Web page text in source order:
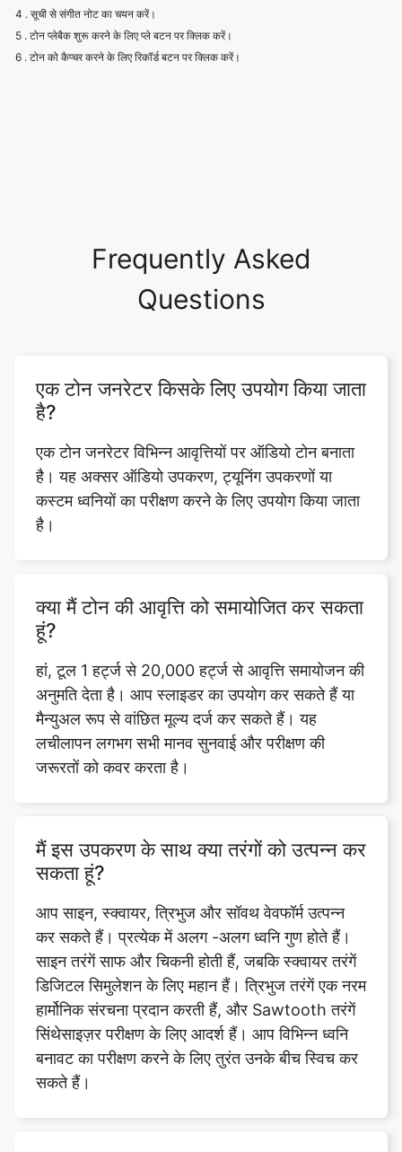
4 . सूची से संगीत नोट का चयन करें।
5 . टोन प्लेबैक शुरू करने के लिए प्ले बटन पर क्लिक करें।
6 . टोन को कैप्चर करने के लिए रिकॉर्ड बटन पर क्लिक करें।
Frequently Asked
Questions
एक टोन जनरेटर किसके लिए उपयोग किया जाता
है?
एक टोन जनरेटर विभिन्न आवृत्तियों पर ऑडियो टोन बनाता
है। यह अक्सर ऑडियो उपकरण, ट्यूनिंग उपकरणों या
कस्टम ध्वनियों का परीक्षण करने के लिए उपयोग किया जाता
है।
क्या मैं टोन की आवृत्ति को समायोजित कर सकता
हूं?
हां, टूल 1 हर्ट्ज से 20,000 हर्ट्ज से आवृत्ति समायोजन की
अनुमति देता है। आप स्लाइडर का उपयोग कर सकते हैं या
मैन्युअल रूप से वांछित मूल्य दर्ज कर सकते हैं। यह
लचीलापन लगभग सभी मानव सुनवाई और परीक्षण की
जरूरतों को कवर करता है।
मैं इस उपकरण के साथ क्या तरंगों को उत्पन्न कर
सकता हूं?
आप साइन, स्क्वायर, त्रिभुज और सॉवथ वेवफॉर्म उत्पन्न
कर सकते हैं। प्रत्येक में अलग -अलग ध्वनि गुण होते हैं।
साइन तरंगें साफ और चिकनी होती हैं, जबकि स्क्वायर तरंगें
डिजिटल सिमुलेशन के लिए महान हैं। त्रिभुज तरंगें एक नरम
हार्मोनिक संरचना प्रदान करती हैं, और Sawtooth तरंगें
सिंथेसाइज़र परीक्षण के लिए आदर्श हैं। आप विभिन्न ध्वनि
बनावट का परीक्षण करने के लिए तुरंत उनके बीच स्विच कर
सकते हैं।